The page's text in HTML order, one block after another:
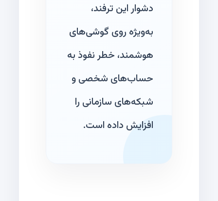
دشوار این ترفند،
به‌ویژه روی گوشی‌های
هوشمند، خطر نفوذ به
حساب‌های شخصی و
شبکه‌های سازمانی را
افزایش داده است.